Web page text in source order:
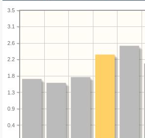
0.4
0.9
1.3
1.8
2.2
2.6
3.1
3.5